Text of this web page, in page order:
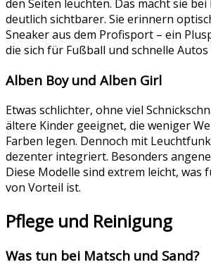
den Seiten leuchten. Das macht sie
deutlich sichtbarer. Sie erinnern
Sneaker aus dem Profisport – ein
die sich für Fußball und schnelle
Alben Boy und Alben Girl
Etwas schlichter, ohne viel
ältere Kinder geeignet, die weniger
Farben legen. Dennoch mit
dezenter integriert. Besonders
Diese Modelle sind extrem leicht, was
von Vorteil ist.
Pflege und Reinigung
Was tun bei Matsch und Sand?